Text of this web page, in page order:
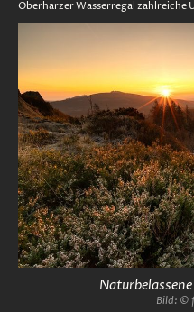
Oberharzer Wasserregal
Bild: ©